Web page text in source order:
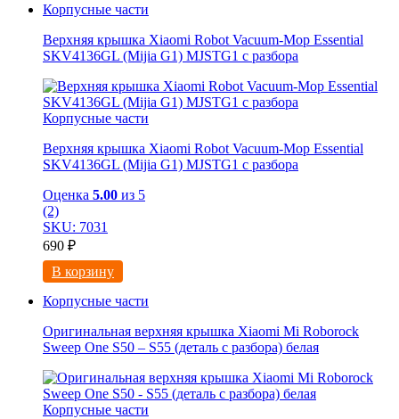
Корпусные части
Верхняя крышка Xiaomi Robot Vacuum-Mop Essential
SKV4136GL (Mijia G1) MJSTG1 с разбора
Корпусные части
Верхняя крышка Xiaomi Robot Vacuum-Mop Essential
SKV4136GL (Mijia G1) MJSTG1 с разбора
Оценка 5.00 из 5
(2)
SKU: 7031
690 ₽
В корзину
Корпусные части
Оригинальная верхняя крышка Xiaomi Mi Roborock
Sweep One S50 – S55 (деталь с разбора) белая
Корпусные части